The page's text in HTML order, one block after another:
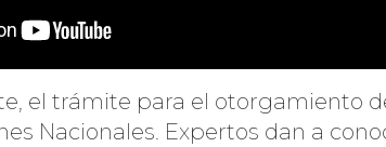
el trámite para el otorgamiento
Nacionales. Expertos dan a